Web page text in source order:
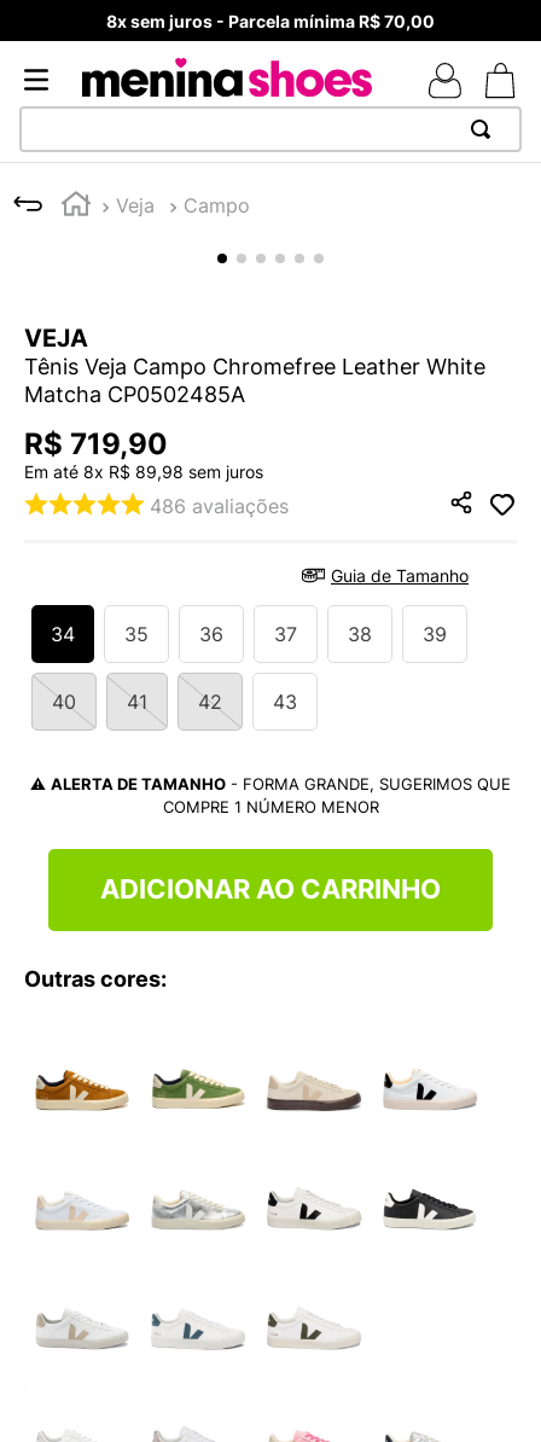
8x sem juros - Parcela mínima R$ 70,00
Veja Campo
VEJA
Tênis Veja Campo Chromefree Leather White
Matcha CP0502485A
R$ 719,90
Em até 8x R$ 89,98 sem juros
486 avaliações
Guia de Tamanho
34 35 36 37 38 39
40 41 42 43
⚠️ ALERTA DE TAMANHO - FORMA GRANDE, SUGERIMOS QUE
COMPRE 1 NÚMERO MENOR
ADICIONAR AO CARRINHO
Outras cores:
1
TÊNIS NEWS BALANCE 530
4º
MELISSAS MINI BABY
5
ADIDAS
º
7 º
MELISSA SLIDE
8º
NEW 530